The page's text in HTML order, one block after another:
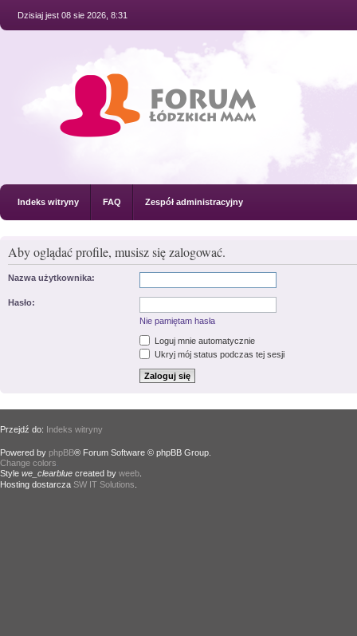
Dzisiaj jest 08 sie 2026, 8:31
Indeks witryny FAQ Zespół administracyjny
Aby oglądać profile, musisz się zalogować.
Nazwa użytkownika:
Hasło:
Nie pamiętam hasła
Loguj mnie automatycznie
Ukryj mój status podczas tej sesji
Przejdź do: Indeks witryny
Powered by phpBB® Forum Software © phpBB Group.
Change colors
Style we_clearblue created by weeb
Hosting dostarcza SW IT Solutions